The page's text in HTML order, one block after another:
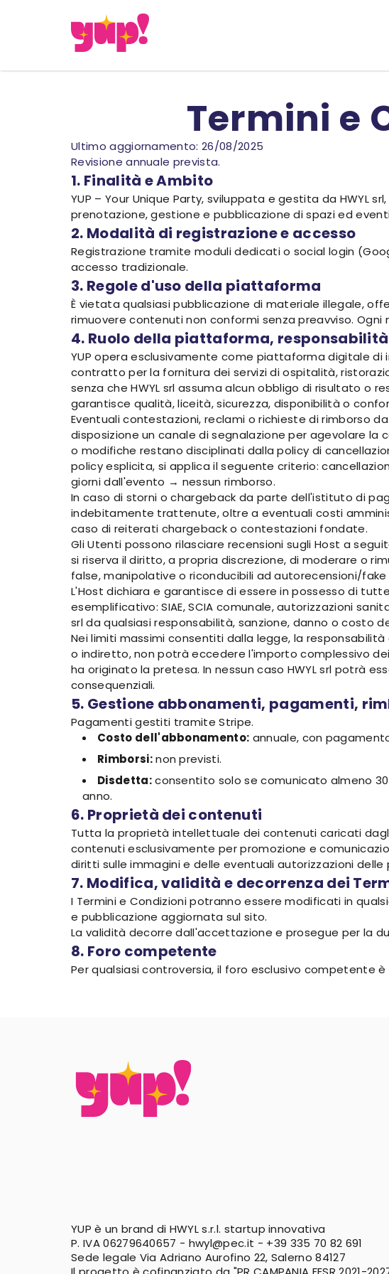
Termini e
Ultimo aggiornamento: 26/08/2025
Revisione annuale prevista.
1. Finalità e Ambito
YUP – Your Unique Party, sviluppata e gestita da
prenotazione, gestione e pubblicazione di spazi ed
2. Modalità di registrazione e accesso
Registrazione tramite moduli dedicati o social login
accesso tradizionale.
3. Regole d'uso della piattaforma
È vietata qualsiasi pubblicazione di materiale illegale,
rimuovere contenuti non conformi senza preavviso.
4. Ruolo della piattaforma,
YUP opera esclusivamente come piattaforma digitale
contratto per la fornitura dei servizi di ospitalità,
senza che HWYL srl assuma alcun obbligo di risultato o
garantisce qualità, liceità, sicurezza, disponibilità o
Eventuali contestazioni, reclami o richieste di rimborso
disposizione un canale di segnalazione per agevolare la
o modifiche restano disciplinati dalla policy di
policy esplicita, si applica il seguente criterio:
giorni dall'evento → nessun rimborso.
In caso di storni o chargeback da parte dell'istituto di
indebitamente trattenute, oltre a eventuali costi
caso di reiterati chargeback o contestazioni fondate.
Gli Utenti possono rilasciare recensioni sugli Host a
si riserva il diritto, a propria discrezione, di moderare o
false, manipolative o riconducibili ad autorecensioni/fake
L'Host dichiara e garantisce di essere in possesso di
esemplificativo: SIAE, SCIA comunale, autorizzazioni
srl da qualsiasi responsabilità, sanzione, danno o costo
Nei limiti massimi consentiti dalla legge, la
o indiretto, non potrà eccedere l'importo complessivo
ha originato la pretesa. In nessun caso HWYL srl potrà
consequenziali.
5. Gestione abbonamenti, pagamenti,
Pagamenti gestiti tramite Stripe.
Costo dell'abbonamento: annuale, con
Rimborsi:non previsti.
Disdetta:consentito solo se comunicato almeno
anno.
6. Proprietà dei contenuti
Tutta la proprietà intellettuale dei contenuti caricati
contenuti esclusivamente per promozione e
diritti sulle immagini e delle eventuali autorizzazioni
7. Modifica, validità e decorrenza dei
I Termini e Condizioni potranno essere modificati in
e pubblicazione aggiornata sul sito.
La validità decorre dall'accettazione e prosegue per la
8. Foro competente
Per qualsiasi controversia, il foro esclusivo competente è
YUP è un brand di HWYL s.r.l. startup innovativa
P. IVA 06279640657 - hwyl@pec.it - +39 335 70 82 691
Sede legale Via Adriano Aurofino 22, Salerno 84127